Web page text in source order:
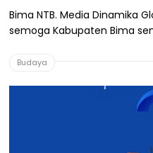
Bima NTB. Media Dinamika
semoga Kabupaten Bima
Budaya